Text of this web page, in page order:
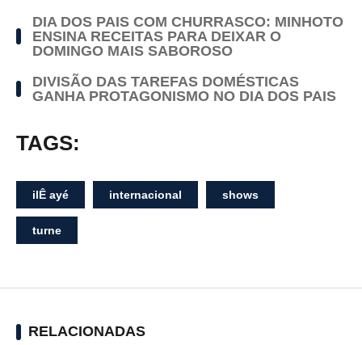
DIA DOS PAIS COM CHURRASCO: MINHOTO
ENSINA RECEITAS PARA DEIXAR O
DOMINGO MAIS SABOROSO
DIVISÃO DAS TAREFAS DOMÉSTICAS
GANHA PROTAGONISMO NO DIA DOS PAIS
TAGS:
ilÊ ayé internacional shows
turne
RELACIONADAS